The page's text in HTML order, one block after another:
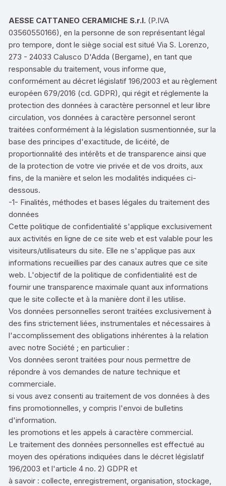
AESSE CATTANEO CERAMICHE S.r.l. (P.IVA
03560550166), en la personne de son représentant légal
pro tempore, dont le siège social est situé Via S. Lorenzo,
273 - 24033 Calusco D'Adda (Bergame), en tant que
responsable du traitement, vous informe que,
conformément au décret législatif 196/2003 et au règlement
européen 679/2016 (cd. GDPR), qui régit et réglemente la
protection des données à caractère personnel et leur libre
circulation, vos données à caractère personnel seront
traitées conformément à la législation susmentionnée, sur la
base des principes d'exactitude, de licéité, de
proportionnalité des intérêts et de transparence ainsi que
de la protection de votre vie privée et de vos droits, aux
fins, de la manière et selon les modalités indiquées ci-
dessous.
-1- Finalités, méthodes et bases légales du traitement des
données
Cette politique de confidentialité s'applique exclusivement
aux activités en ligne de ce site web et est valable pour les
visiteurs/utilisateurs du site. Elle ne s'applique pas aux
informations recueillies par des canaux autres que ce site
web. L'objectif de la politique de confidentialité est de
fournir une transparence maximale quant aux informations
que le site collecte et à la manière dont il les utilise.
Vos données personnelles seront traitées exclusivement à
des fins strictement liées, instrumentales et nécessaires à
l'accomplissement des obligations inhérentes à la relation
avec notre Société ; en particulier :
Vos données seront traitées pour nous permettre de
répondre à vos demandes de nature technique et
commerciale.
si vous avez consenti au traitement de vos données à des
fins promotionnelles, y compris l'envoi de bulletins
d'information.
les promotions et les appels à caractère commercial.
Le traitement des données personnelles est effectué au
moyen des opérations indiquées dans le décret législatif
196/2003 et l'article 4 no. 2) GDPR et
à savoir : collecte, enregistrement, organisation, stockage,